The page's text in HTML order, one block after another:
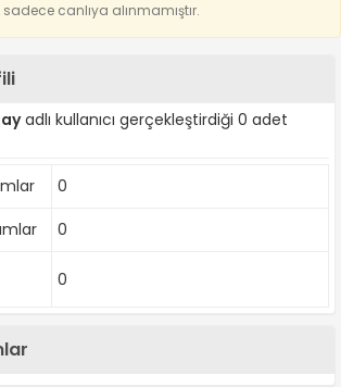
sadece canlıya alınmamıştır.
adlı kullanıcı gerçekleştirdiği 0 adet
0
0
0